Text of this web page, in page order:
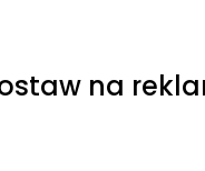
na